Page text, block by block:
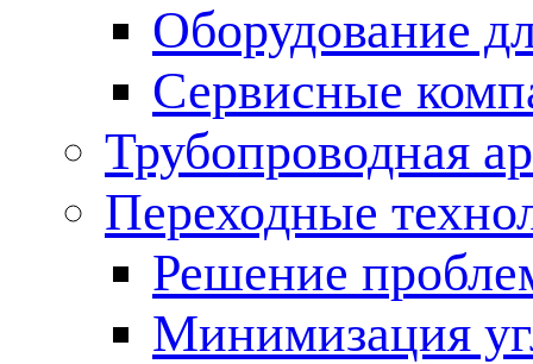
Оборудование
Сервисные
Трубопроводная
Переходные
Решение
Минимизация